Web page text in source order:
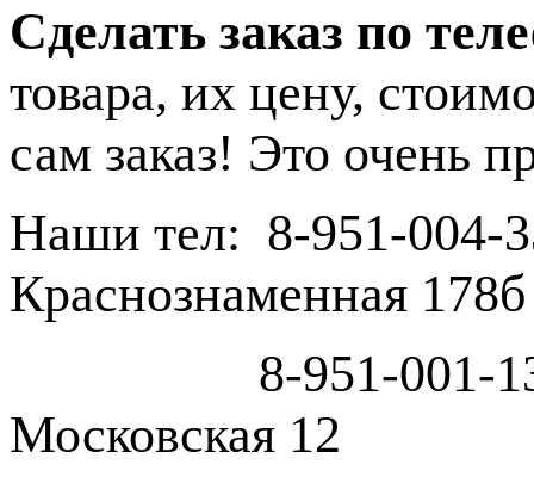
Cделать заказ по
товара, их цену,
сам заказ! Это очень
Наши тел: 8-951-004-
Краснознаменная 178б
8-951-001-13-33
Московская 12